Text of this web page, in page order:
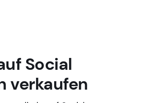
Social
verkaufen